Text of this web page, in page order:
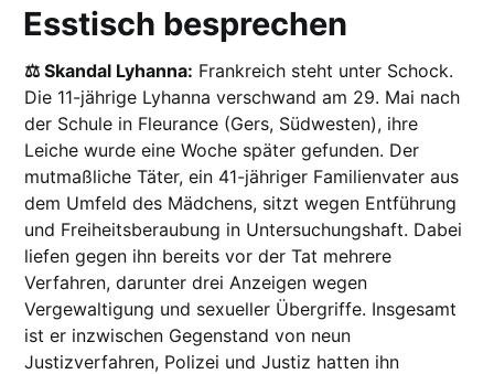
Esstisch besprechen
⚖️ Skandal Lyhanna: Frankreich steht unter Schock.
Die 11-jährige Lyhanna verschwand am 29. Mai nach
der Schule in Fleurance (Gers, Südwesten), ihre
Leiche wurde eine Woche später gefunden. Der
mutmaßliche Täter, ein 41-jähriger Familienvater aus
dem Umfeld des Mädchens, sitzt wegen Entführung
und Freiheitsberaubung in Untersuchungshaft. Dabei
liefen gegen ihn bereits vor der Tat mehrere
Verfahren, darunter drei Anzeigen wegen
Vergewaltigung und sexueller Übergriffe. Insgesamt
ist er inzwischen Gegenstand von neun
Justizverfahren, Polizei und Justiz hatten ihn